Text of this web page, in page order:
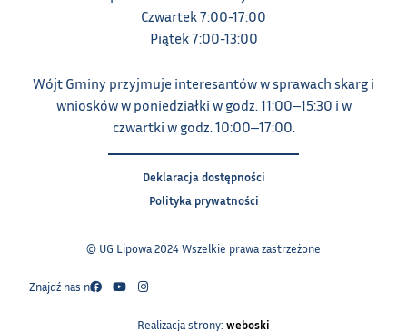
Czwartek 7:00-17:00
Piątek 7:00-13:00
Wójt Gminy przyjmuje interesantów w sprawach skarg i
wniosków w poniedziałki w godz. 11:00‒15:30 i w
czwartki w godz. 10:00‒17:00.
Deklaracja dostępności
Polityka prywatności
© UG Lipowa 2024 Wszelkie prawa zastrzeżone
Znajdź nas na:
Realizacja strony: weboski